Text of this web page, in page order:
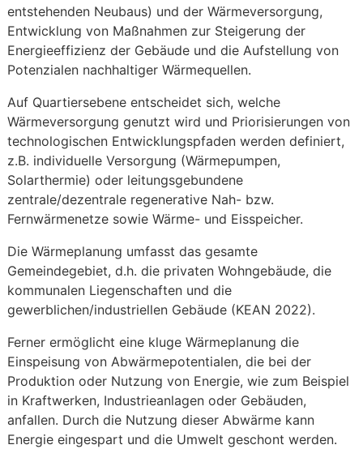
entstehenden Neubaus) und der Wärmeversorgung,
Entwicklung von Maßnahmen zur Steigerung der
Energieeffizienz der Gebäude und die Aufstellung von
Potenzialen nachhaltiger Wärmequellen.
Auf Quartiersebene entscheidet sich, welche
Wärmeversorgung genutzt wird und Priorisierungen von
technologischen Entwicklungspfaden werden definiert,
z.B. individuelle Versorgung (Wärmepumpen,
Solarthermie) oder leitungsgebundene
zentrale/dezentrale regenerative Nah- bzw.
Fernwärmenetze sowie Wärme- und Eisspeicher.
Die Wärmeplanung umfasst das gesamte
Gemeindegebiet, d.h. die privaten Wohngebäude, die
kommunalen Liegenschaften und die
gewerblichen/industriellen Gebäude (KEAN 2022).
Ferner ermöglicht eine kluge Wärmeplanung die
Einspeisung von Abwärmepotentialen, die bei der
Produktion oder Nutzung von Energie, wie zum Beispiel
in Kraftwerken, Industrieanlagen oder Gebäuden,
anfallen. Durch die Nutzung dieser Abwärme kann
Energie eingespart und die Umwelt geschont werden.